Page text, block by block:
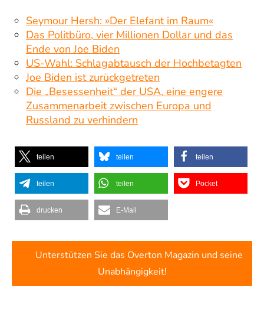
Seymour Hersh: »Der Elefant im Raum«
Das Politbüro, vier Millionen Dollar und das
Ende von Joe Biden
US-Wahl: Schlagabtausch der Hochbetagten
Joe Biden ist zurückgetreten
Die „Besessenheit“ der USA, eine engere
Zusammenarbeit zwischen Europa und
Russland zu verhindern
teilen teilen teilen
teilen teilen Pocket
drucken E-Mail
Unterstützen Sie das Overton Magazin und seine
Unabhängigkeit!